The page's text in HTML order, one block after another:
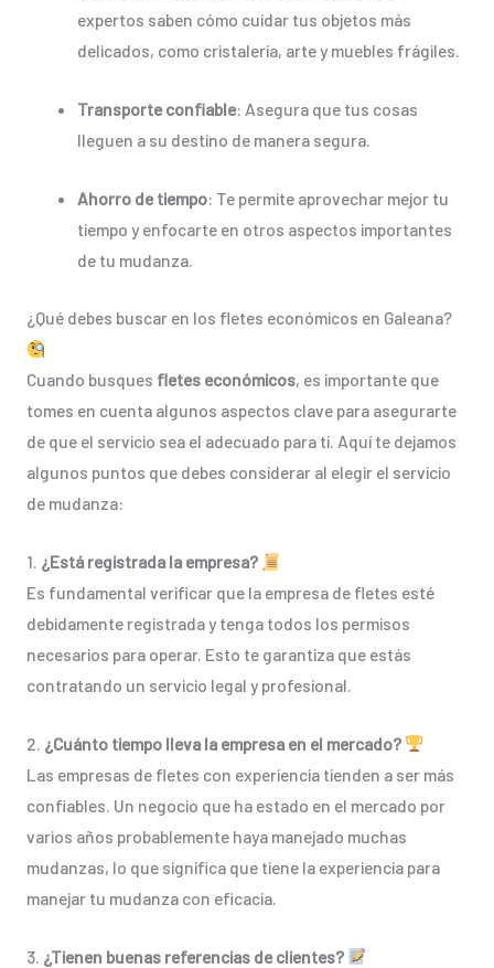
expertos saben cómo cuidar tus objetos más
delicados, como cristalería, arte y muebles frágiles.
Transporte confiable: Asegura que tus cosas
lleguen a su destino de manera segura.
Ahorro de tiempo: Te permite aprovechar mejor tu
tiempo y enfocarte en otros aspectos importantes
de tu mudanza.
¿Qué debes buscar en los fletes económicos en Galeana?
Cuando busques fletes económicos, es importante que
tomes en cuenta algunos aspectos clave para asegurarte
de que el servicio sea el adecuado para ti. Aquí te dejamos
algunos puntos que debes considerar al elegir el servicio
de mudanza:
1. ¿Está registrada la empresa?
Es fundamental verificar que la empresa de fletes esté
debidamente registrada y tenga todos los permisos
necesarios para operar. Esto te garantiza que estás
contratando un servicio legal y profesional.
2. ¿Cuánto tiempo lleva la empresa en el mercado?
Las empresas de fletes con experiencia tienden a ser más
confiables. Un negocio que ha estado en el mercado por
varios años probablemente haya manejado muchas
mudanzas, lo que significa que tiene la experiencia para
manejar tu mudanza con eficacia.
3. ¿Tienen buenas referencias de clientes?